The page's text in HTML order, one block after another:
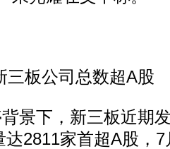
板公司总数超A股
下，新三板近期发
2811家首超A股，